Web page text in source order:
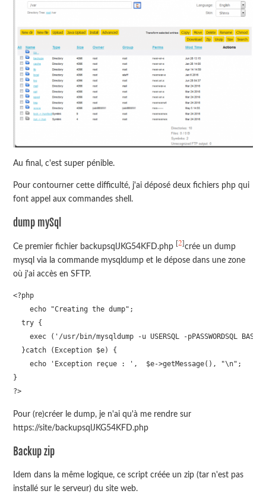
Au final, c'est super pénible.
Pour contourner cette difficulté, j'ai déposé deux fichiers php qui
font appel aux commandes shell.
dump mySql
Ce premier fichier backupsqlJKG54KFD.php [2]crée un dump
mysql via la commande mysqldump et le dépose dans une zone
où j'ai accès en SFTP.
<?php
    echo "Creating the dump";
  try {
exec ('/usr/bin/mysqldump -u USERSQL -pPASSWORDSQL
  }catch (Exception $e) {
    echo 'Exception reçue : ',  $e->getMessage(), "\n";
}
?>
Pour (re)créer le dump, je n'ai qu'à me rendre sur
https://site/backupsqlJKG54KFD.php
Backup zip
Idem dans la même logique, ce script créée un zip (tar n'est pas
installé sur le serveur) du site web.